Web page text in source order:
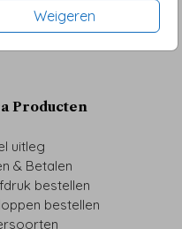
Weigeren
Producten
uitleg
& Betalen
bestellen
bestellen